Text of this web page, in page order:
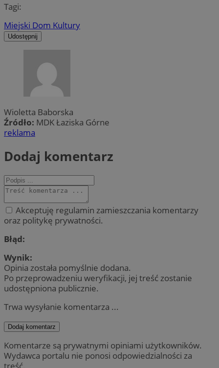
Tagi:
Miejski Dom Kultury
Udostępnij
Wioletta Baborska
Źródło: MDK Łaziska Górne
reklama
Dodaj komentarz
Akceptuję regulamin zamieszczania komentarzy
oraz politykę prywatności.
Błąd:
Wynik:
Opinia została pomyślnie dodana.
Po przeprowadzeniu weryfikacji, jej treść zostanie
udostępniona publicznie.
Trwa wysyłanie komentarza ...
Dodaj komentarz
Komentarze są prywatnymi opiniami użytkowników.
Wydawca portalu nie ponosi odpowiedzialności za
treść.